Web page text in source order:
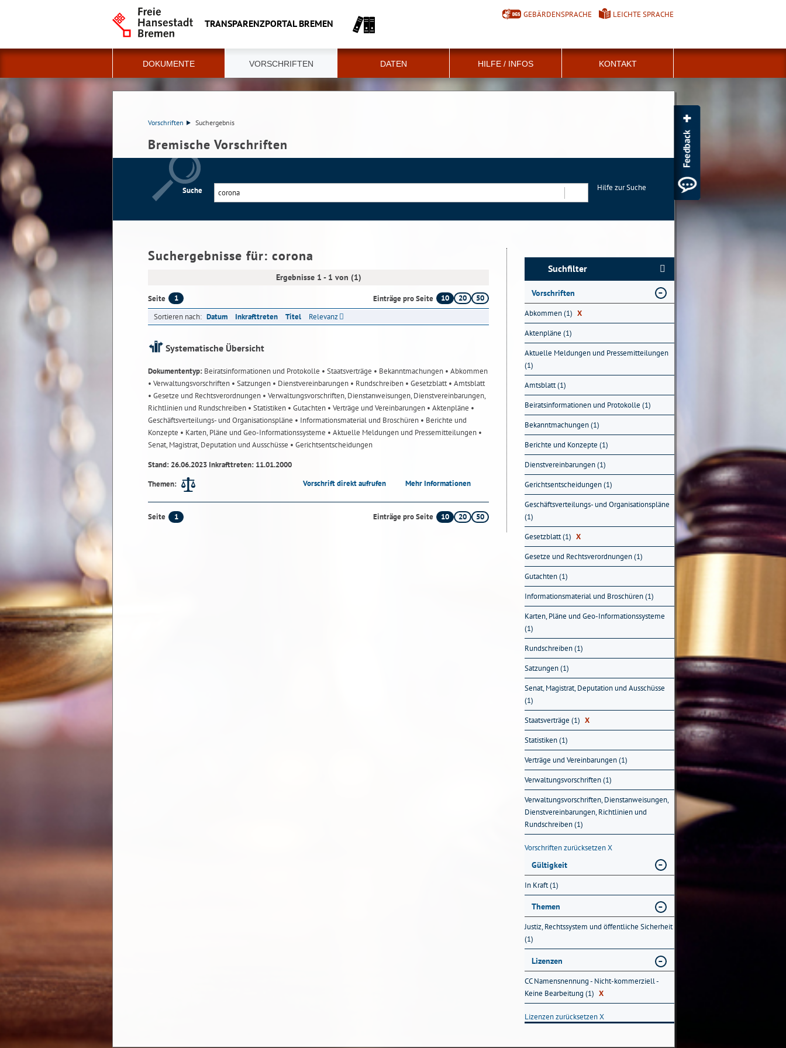
TRANSPARENZPORTAL BREMEN
GEBÄRDENSPRACHE LEICHTE SPRACHE
DOKUMENTE VORSCHRIFTEN DATEN HILFE / INFOS KONTAKT
Vorschriften Suchergebnis
Bremische Vorschriften
Suche
Hilfe zur Suche
Suchergebnisse für: corona
Ergebnisse 1 - 1 von (1)
Seite 1 Einträge pro Seite 10 20
50
Sortieren nach: Datum Inkrafttreten Titel Relevanz
Systematische Übersicht
Dokumententyp: Beiratsinformationen und Protokolle • Staatsverträge • Bekanntmachungen • Abkommen
• Verwaltungsvorschriften • Satzungen • Dienstvereinbarungen • Rundschreiben • Gesetzblatt• Amtsblatt
• Gesetze und Rechtsverordnungen • Verwaltungsvorschriften, Dienstanweisungen, Dienstvereinbarungen,
Richtlinien und Rundschreiben • Statistiken • Gutachten • Verträge und Vereinbarungen • Aktenpläne •
Geschäftsverteilungs- und Organisationspläne • Informationsmaterial und Broschüren • Berichte und
Konzepte • Karten, Pläne und Geo-Informationssysteme • Aktuelle Meldungen und Pressemitteilungen •
Senat, Magistrat, Deputation und Ausschüsse • Gerichtsentscheidungen
Stand: 26.06.2023 Inkrafttreten: 11.01.2000
Themen:
Vorschrift direkt aufrufen Mehr Informationen
Seite 1 Einträge pro Seite 10 20 50
Suchfilter
Vorschriften
Abkommen (1) X
Aktenpläne (1)
Aktuelle Meldungen und Pressemitteilungen
(1)
Amtsblatt (1)
Beiratsinformationen und Protokolle (1)
Bekanntmachungen (1)
Berichte und Konzepte (1)
Dienstvereinbarungen (1)
Gerichtsentscheidungen (1)
Geschäftsverteilungs- und Organisationspläne
(1)
Gesetzblatt (1) X
Gesetze und Rechtsverordnungen (1)
Gutachten (1)
Informationsmaterial und Broschüren (1)
Karten, Pläne und Geo-Informationssysteme
(1)
Rundschreiben (1)
Satzungen (1)
Senat, Magistrat, Deputation und Ausschüsse
(1)
Staatsverträge (1) X
Statistiken (1)
Verträge und Vereinbarungen (1)
Verwaltungsvorschriften (1)
Verwaltungsvorschriften, Dienstanweisungen,
Dienstvereinbarungen, Richtlinien und
Rundschreiben (1)
Vorschriften zurücksetzenX
Gültigkeit
In Kraft (1)
Themen
Justiz, Rechtssystem und öffentliche Sicherheit
(1)
Lizenzen
CC Namensnennung - Nicht-kommerziell -
Keine Bearbeitung (1) X
Lizenzen zurücksetzenX